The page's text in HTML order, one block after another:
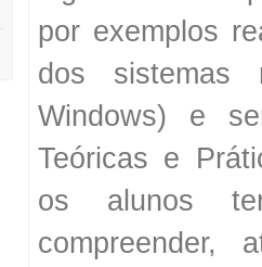
por exemplos
dos sistemas
Windows) e
Teóricas e
os alunos
compreender,